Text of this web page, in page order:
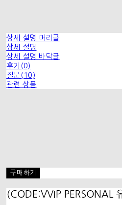
상세 설명 머리글
상세 설명
상세 설명 바닥글
후기(0)
질문(10)
관련 상품
구매하기
(CODE:VVIP PERSONAL